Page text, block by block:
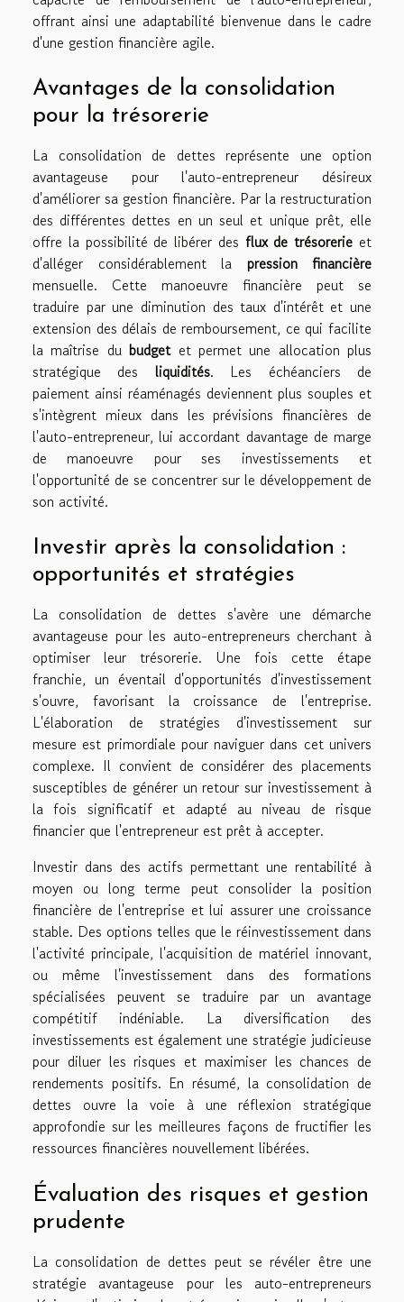
offrant ainsi une adaptabilité bienvenue dans le cadre
d'une gestion financière agile.
Avantages de la consolidation
pour la trésorerie
La consolidation de dettes représente une option
avantageuse pour l'auto-entrepreneur désireux
d'améliorer sa gestion financière. Par la restructuration
des différentes dettes en un seul et unique prêt, elle
offre la possibilité de libérer des flux de trésorerie et
d'alléger considérablement la pression financière
mensuelle. Cette manoeuvre financière peut se
traduire par une diminution des taux d'intérêt et une
extension des délais de remboursement, ce qui facilite
la maîtrise dubudgetet permet une allocation plus
stratégique des liquidités. Les échéanciers de
paiement ainsi réaménagés deviennent plus souples et
s'intègrent mieux dans les prévisions financières de
l'auto-entrepreneur, lui accordant davantage de marge
de manoeuvre pour ses investissements et
l'opportunité de se concentrer sur le développement de
son activité.
Investir après la consolidation :
opportunités et stratégies
La consolidation de dettes s'avère une démarche
avantageuse pour les auto-entrepreneurs cherchant à
optimiser leur trésorerie. Une fois cette étape
franchie, un éventail d'opportunités d'investissement
s'ouvre, favorisant la croissance de l'entreprise.
L'élaboration de stratégies d'investissement sur
mesure est primordiale pour naviguer dans cet univers
complexe. Il convient de considérer des placements
susceptibles de générer un retour sur investissement à
la fois significatif et adapté au niveau de risque
financier que l'entrepreneur est prêt à accepter.
Investir dans des actifs permettant une rentabilité à
moyen ou long terme peut consolider la position
financière de l'entreprise et lui assurer une croissance
stable. Des options telles que le réinvestissement dans
l'activité principale, l'acquisition de matériel innovant,
ou même l'investissement dans des formations
spécialisées peuvent se traduire par un avantage
compétitif indéniable. La diversification des
investissements est également une stratégie judicieuse
pour diluer les risques et maximiser les chances de
rendements positifs. En résumé, la consolidation de
dettes ouvre la voie à une réflexion stratégique
approfondie sur les meilleures façons de fructifier les
ressources financières nouvellement libérées.
Évaluation des risques et gestion
prudente
La consolidation de dettes peut se révéler être une
stratégie avantageuse pour les auto-entrepreneurs